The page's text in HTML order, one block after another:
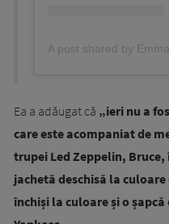
Ea a adăugat că „ieri nu a
care este acompaniat de
trupei Led Zeppelin,
jachetă deschisă la
închiși la culoare și o